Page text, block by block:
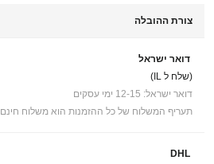
צורת ההובלה
דואר ישראל
(שלח ל IL)
דואר ישראל: 12-15 ימי עסקים
תעריף המשלוח של כל ההזמנות הוא משלוח חינם
DHL